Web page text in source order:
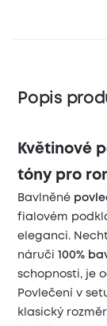
Popis
Květinové
tóny pro
Bavlněné
fialovém
eleganci.
náruči
100%
schopnosti, je
Povlečení v
klasický rozměr